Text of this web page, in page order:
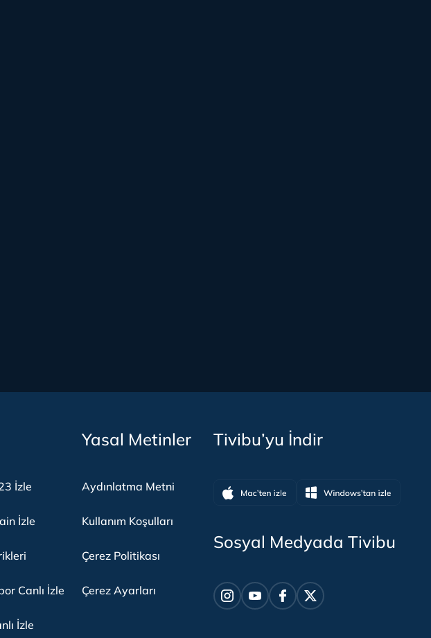
İzle
İzle
Canlı İzle
İzle
Yasal Metinler
Aydınlatma Metni
Kullanım Koşulları
Çerez Politikası
Çerez Ayarları
Tivibu’yu İndir
Sosyal Medyada Tivibu